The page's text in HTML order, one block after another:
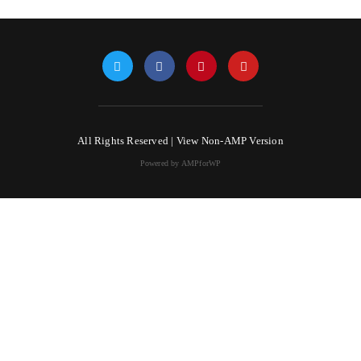
All Rights Reserved | View Non-AMP Version
Powered by AMPforWP